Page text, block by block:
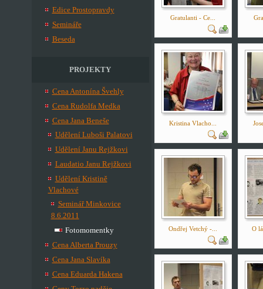
Edice Prostopravdy
Semináře
Beseda
PROJEKTY
Cena Antonína Švehly
Cena Rudolfa Medka
Cena Jana Beneše
Udělení Luboši Palatovi
Udělení Janu Rejžkovi
Laudatio Janu Rejžkovi
Udělení Kristině
Vlachové
Seminář Minkovice
8.6.2011
Fotomomentky
Cena Alberta Prouzy
Cena Jana Slavíka
Cena Eduarda Hakena
Gratulanti - Ce...
Kristina Vlacho...
Ondřej Vetchý -... O